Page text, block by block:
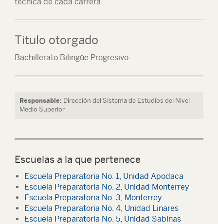
Titulo otorgado
Bachillerato Bilingüe Progresivo
Responsable: Dirección del Sistema de Estudios del Nivel
Medio Superior
Escuelas a la que pertenece
Escuela Preparatoria No. 1, Unidad Apodaca
Escuela Preparatoria No. 2, Unidad Monterrey
Escuela Preparatoria No. 3, Monterrey
Escuela Preparatoria No. 4, Unidad Linares
Escuela Preparatoria No. 5, Unidad Sabinas